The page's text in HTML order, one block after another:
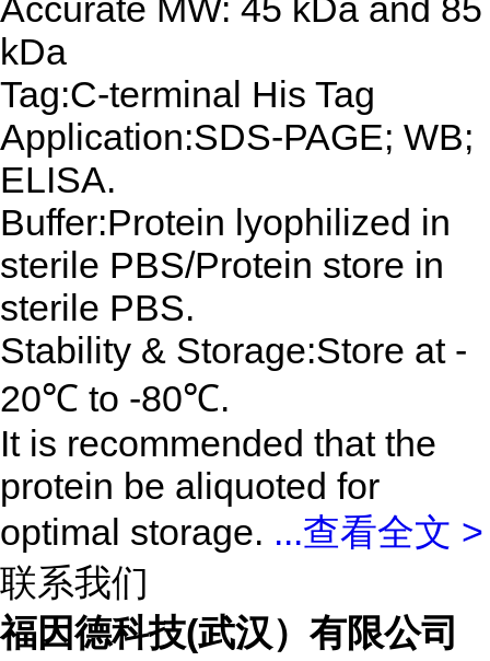
Accurate MW: 45 kDa and 85
kDa
Tag:C-terminal His Tag
Application:SDS-PAGE; WB;
ELISA.
Buffer:Protein lyophilized in
sterile PBS/Protein store in
sterile PBS.
Stability & Storage:Store at -
20℃ to -80℃.
It is recommended that the
protein be aliquoted for
optimal storage. ...查看全文 >
联系我们
福因德科技(武汉）有限公司